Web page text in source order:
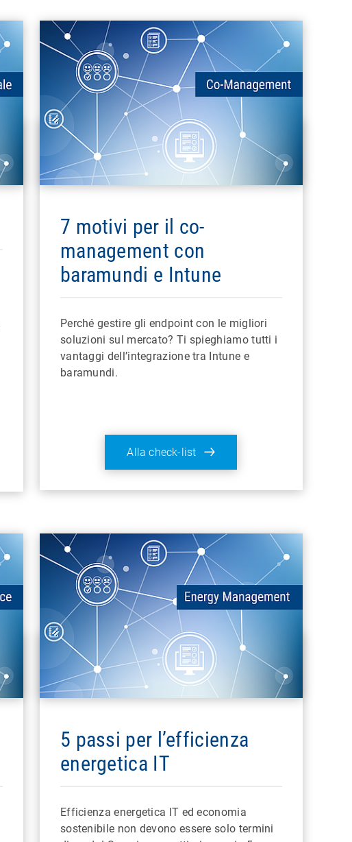
7 motivi per il co-
management con
baramundi e Intune
Perché gestire gli endpoint con le migliori
soluzioni sul mercato? Ti spieghiamo tutti i
vantaggi dell’integrazione tra Intune e
baramundi.
Alla check-list
5 passi per l’efficienza
energetica IT
Efficienza energetica IT ed economia
sostenibile non devono essere solo termini